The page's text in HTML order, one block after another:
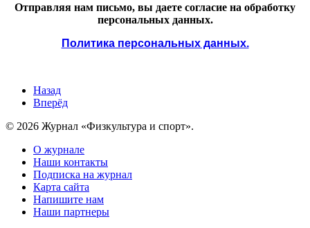
Отправляя нам письмо, вы даете согласие на обработку
персональных данных.
Политика персональных данных.
Назад
Вперёд
© 2026 Журнал «Физкультура и спорт».
О журнале
Наши контакты
Подписка на журнал
Карта сайта
Напишите нам
Наши партнеры